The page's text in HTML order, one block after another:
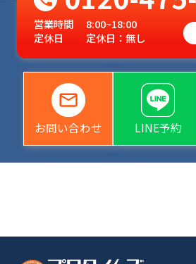
営業時間
8:00~18:00
定休日
定休日：無し
お問い合わせ LINE予約